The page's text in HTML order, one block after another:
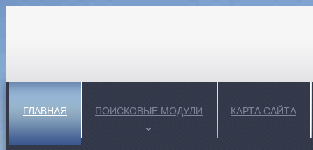
ГЛАВНАЯ ПОИСКОВЫЕ МОДУЛИ КАРТА САЙТА